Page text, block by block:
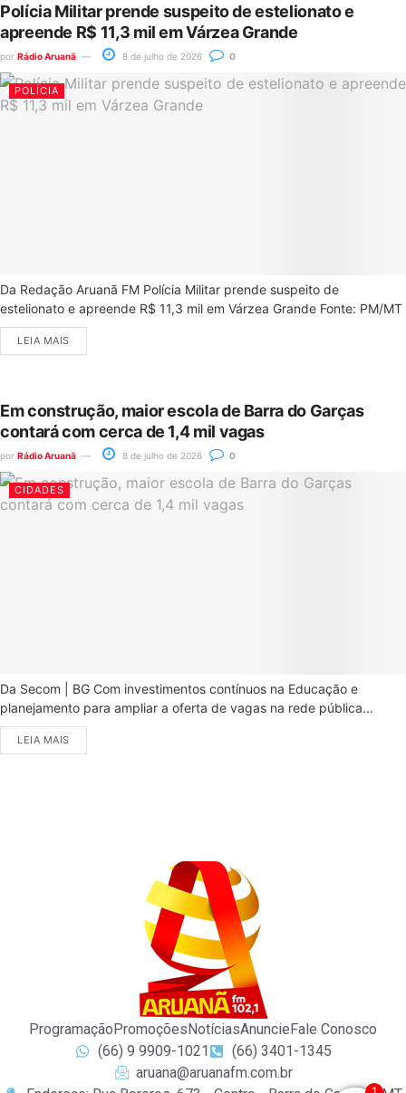
Polícia Militar prende suspeito de estelionato e
apreende R$ 11,3 mil em Várzea Grande
por Rádio Aruanã 8 de julho de 2026 0
POLÍCIA
Da Redação Aruanã FM Polícia Militar prende suspeito de
estelionato e apreende R$ 11,3 mil em Várzea Grande Fonte: PM/MT
LEIA MAIS
Em construção, maior escola de Barra do Garças
contará com cerca de 1,4 mil vagas
por Rádio Aruanã 8 de julho de 2026 0
CIDADES
Da Secom | BG Com investimentos contínuos na Educação e
planejamento para ampliar a oferta de vagas na rede pública...
LEIA MAIS
ProgramaçãoPromoçõesNotíciasAnuncieFale Conosco
(66) 9 9909-1021
(66) 3401-1345
aruana@aruanafm.com.br